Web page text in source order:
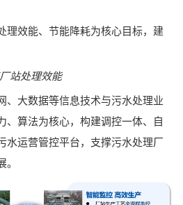
理效能、节能降耗为核心目标，建
站处理效能
、大数据等信息技术与污水处理业
、算法为核心，构建调控一体、自
水运营管控平台，支撑污水处理厂